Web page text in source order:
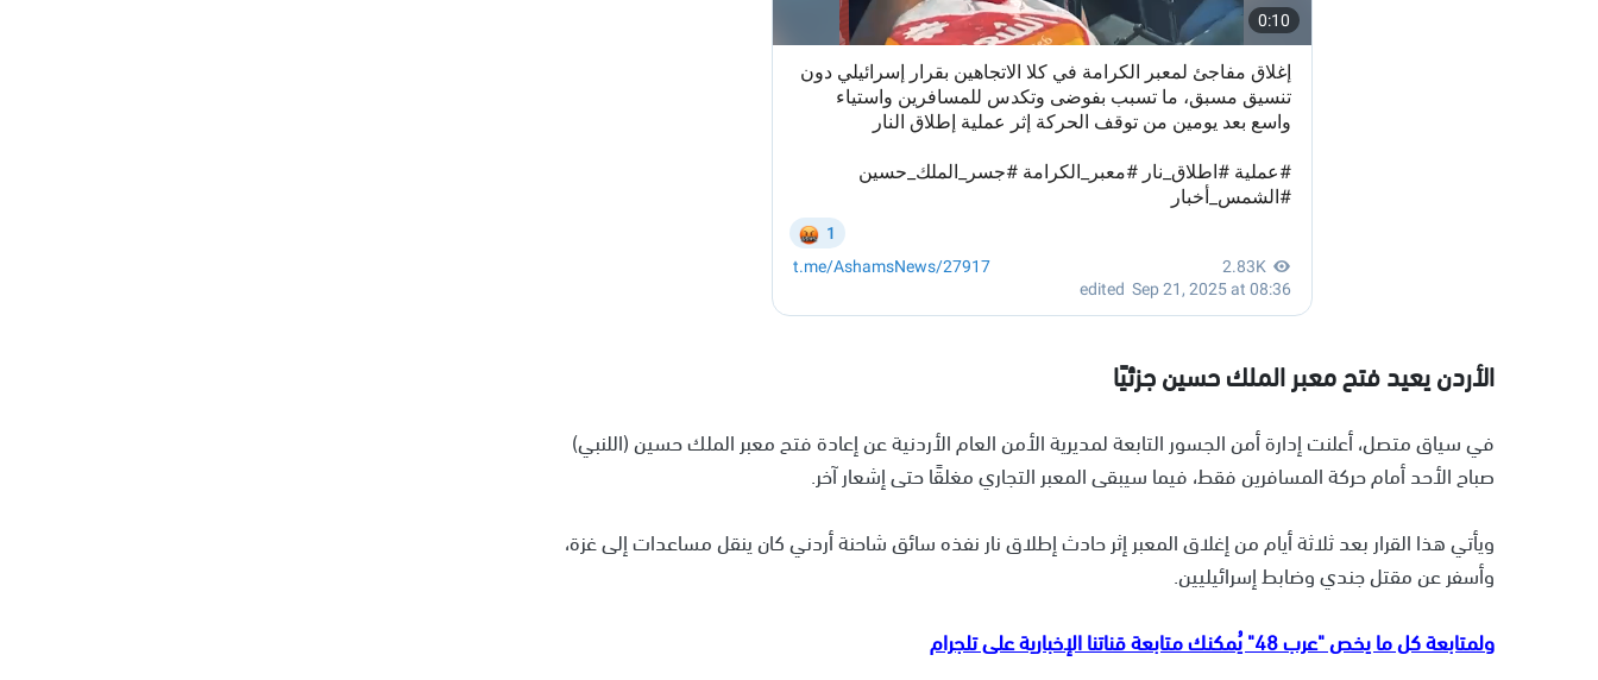
الأردن يعيد فتح معبر الملك حسين جزئيًا
في سياق متصل، أعلنت إدارة أمن الجسور التابعة لمديرية الأمن العام الأردنية عن إعادة فتح معبر الملك حسين (اللنبي)
صباح الأحد أمام حركة المسافرين فقط، فيما سيبقى المعبر التجاري مغلقًا حتى إشعار آخر.
ويأتي هذا القرار بعد ثلاثة أيام من إغلاق المعبر إثر حادث إطلاق نار نفذه سائق شاحنة أردني كان ينقل مساعدات إلى غزة،
وأسفر عن مقتل جندي وضابط إسرائيليين.
ولمتابعة كل ما يخص "عرب 48" يُمكنك متابعة قناتنا الإخبارية على تلجرام